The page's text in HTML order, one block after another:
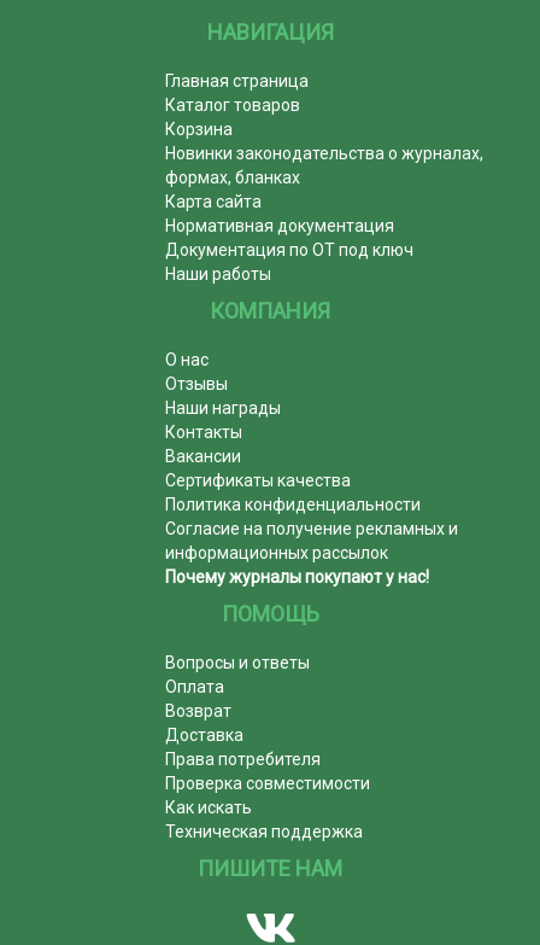
НАВИГАЦИЯ
Главная страница
Каталог товаров
Корзина
Новинки законодательства о журналах,
формах, бланках
Карта сайта
Нормативная документация
Документация по ОТ под ключ
Наши работы
КОМПАНИЯ
О нас
Отзывы
Наши награды
Контакты
Вакансии
Сертификаты качества
Политика конфиденциальности
Согласие на получение рекламных и
информационных рассылок
Почему журналы покупают у нас!
ПОМОЩЬ
Вопросы и ответы
Оплата
Возврат
Доставка
Права потребителя
Проверка совместимости
Как искать
Техническая поддержка
ПИШИТЕ НАМ